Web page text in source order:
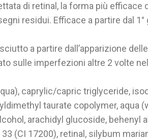
di retinal, la forma più
residui. Efficace a partire dal 1°
a partire dall’apparizione
sulle imperfezioni altre 2 volte
caprylic/capric triglyceride,
taurate copolymer, aqua
arachidyl glucoside,
(CI 17200), retinal, silybum